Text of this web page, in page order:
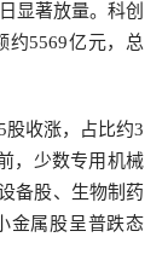
显著放量。科创
约5569亿元，总
股收涨，占比约3
，少数专用机械
备股、生物制药
金属股呈普跌态